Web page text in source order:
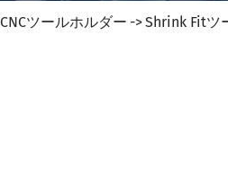
PSC
DIN 69893
CNCツールホルダー Shrink Fitツ